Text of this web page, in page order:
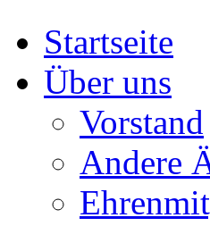
Startseite
Über uns
Vorstand
Andere